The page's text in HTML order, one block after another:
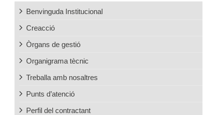
Benvinguda Institucional
Creacció
Òrgans de gestió
Organigrama tècnic
Treballa amb nosaltres
Punts d’atenció
Perfil del contractant